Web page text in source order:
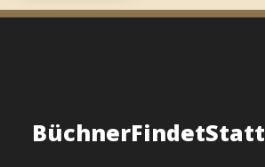
BüchnerFindetStatt